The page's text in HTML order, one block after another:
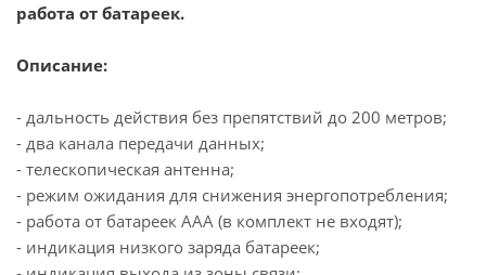
работа от батареек.
Описание:
- дальность действия без препятствий до 200 метров;
- два канала передачи данных;
- телескопическая антенна;
- режим ожидания для снижения энергопотребления;
- работа от батареек ААА (в комплект не входят);
- индикация низкого заряда батареек;